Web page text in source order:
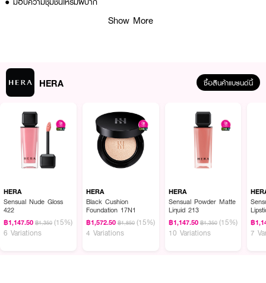
● FDA Registration no. 10-2-6800041138
● มีหลากหลายเฉดสีให้เลือก
How to Use:
● ทาทั่วริมฝีปาก และทาซ้ำเพื่อเพิ่มความชุ่มชื้นและสีสัน
💋 บำรุงริมฝีปากให้สวยฉ่ำวาว ด้วย HERA Sensual Tinted Shine Lip
Serum! ✨💫💖
Show More
HERA ซื้อสินค้าแบรนด์นี้
HERA
Sensual Nude Gloss
422
฿1,147.50 ฿1,350 (15%)
6 Variations
HERA
Black Cushion
Foundation 17N1
฿1,572.50 ฿1,850 (15%)
4 Variations
HERA
Sensual Powder Matte
Liquid 213
฿1,147.50 ฿1,350 (15%)
10 Variations
฿
7